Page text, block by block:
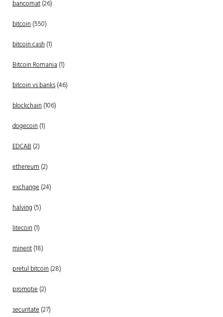
bancomat(26)
bitcoin(550)
bitcoin cash(1)
Bitcoin Romania(1)
bitcoin vs banks(46)
blockchain(106)
dogecoin(1)
EDCAB(2)
ethereum(2)
exchange(24)
halving (5)
litecoin(1)
minerit(18)
pretul bitcoin(28)
promotie(2)
securitate(27)